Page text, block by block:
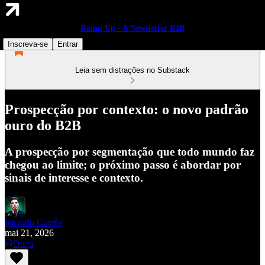
Ramp Up - A Newsletter B2B
Inscreva-se
Entrar
Leia sem distrações no Substack
Prospecção por contexto: o novo padrão
ouro do B2B
A prospecção por segmentação que todo mundo faz
chegou ao limite; o próximo passo é abordar por
sinais de interesse e contexto.
Ricardo Corrêa
mai 21, 2026
Ouça